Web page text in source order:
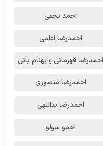
احمد نجفی
احمدرضا اعلمی
احمدرضا قهرمانی و بهنام بانی
احمدرضا منصوری
احمدرضا یداللهی
احمو سولو